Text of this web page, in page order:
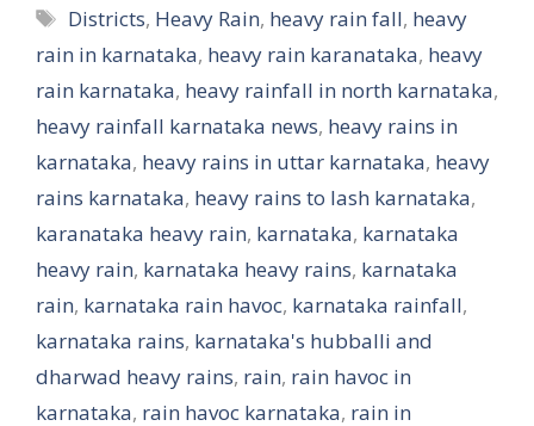
Tags
Districts, Heavy Rain, heavy rain fall, heavy
rain in karnataka, heavy rain karanataka, heavy
rain karnataka, heavy rainfall in north karnataka,
heavy rainfall karnataka news, heavy rains in
karnataka, heavy rains in uttar karnataka, heavy
rains karnataka, heavy rains to lash karnataka,
karanataka heavy rain, karnataka, karnataka
heavy rain, karnataka heavy rains, karnataka
rain, karnataka rain havoc, karnataka rainfall,
karnataka rains, karnataka's hubballi and
dharwad heavy rains, rain, rain havoc in
karnataka, rain havoc karnataka, rain in